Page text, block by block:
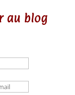
au blog